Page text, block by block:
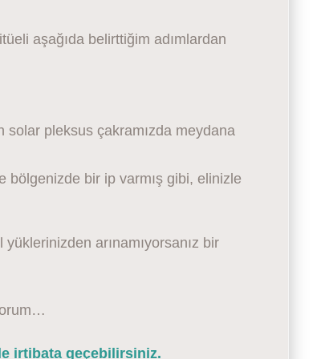
aşağıda belirttiğim adımlardan
solar pleksus çakramızda meydana
bölgenizde bir ip varmış gibi, elinizle
arınamıyorsanız bir
irtibata geçebilirsiniz.